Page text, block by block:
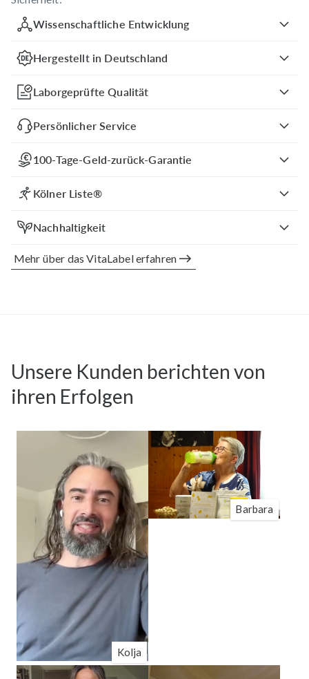
Wissenschaftliche Entwicklung
Hergestellt in Deutschland
Laborgeprüfte Qualität
Persönlicher Service
100-Tage-Geld-zurück-Garantie
Kölner Liste®
Nachhaltigkeit
Mehr über das VitaLabel erfahren
Unsere Kunden berichten von
ihren Erfolgen
Kolja
Barbara